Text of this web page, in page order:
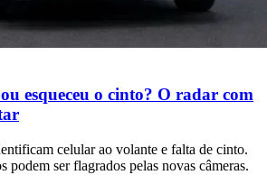
esqueceu o cinto? O radar com
celular ao volante e falta de cinto.
podem ser flagrados pelas novas câmeras.